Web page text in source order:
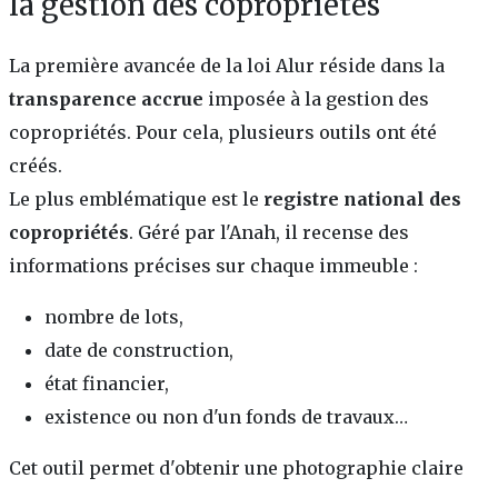
La première avancée de la loi Alur réside dans la
transparence accrue imposée à la gestion des
copropriétés. Pour cela, plusieurs outils ont été
créés.
Le plus emblématique est le registre national des
copropriétés. Géré par l'Anah, il recense des
informations précises sur chaque immeuble :
nombre de lots,
date de construction,
état financier,
existence ou non d'un fonds de travaux…
Cet outil permet d'obtenir une photographie claire